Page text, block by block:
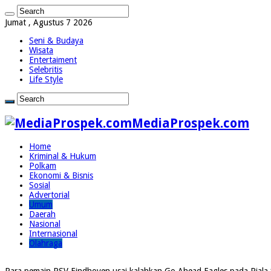
Jumat , Agustus 7 2026
Seni & Budaya
Wisata
Entertaiment
Selebritis
Life Style
MediaProspek.com
Home
Kriminal & Hukum
Polkam
Ekonomi & Bisnis
Sosial
Advertorial
Umum
Daerah
Nasional
Internasional
Olahraga